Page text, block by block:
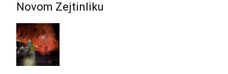
Novom Zejtinliku